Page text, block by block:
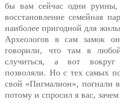
бы вам сейчас одни
восстановление семейная
наиболее пригодной для
Археологов в сам замок
говорили, что там в
случиться, а вот
позволяли. Но с тех самых
свой «Пигмалион», погнали
потому и спросил я вас,